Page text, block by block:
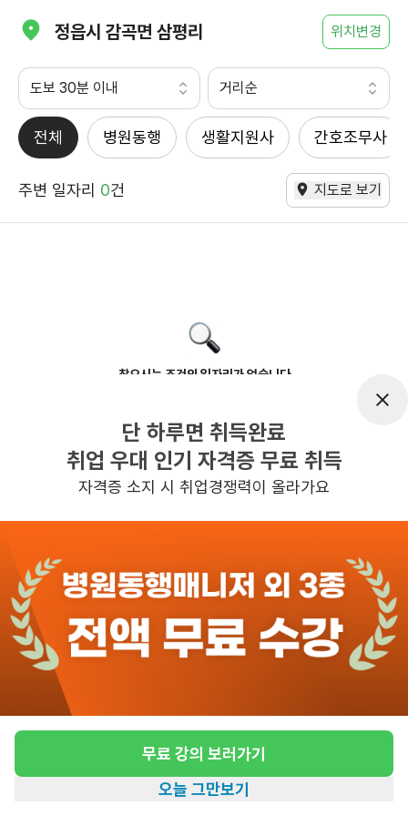
정읍시 감곡면 삼평리 위치변경
도보 30분 이내 거리순
전체 병원동행 생활지원사 간호조무사
주변 일자리 0건 지도로 보기
찾으시는 조건의 일자리가 없습니다
반경 3KM 이내의 일자리 확인하기
단 하루면 취득완료
취업 우대 인기 자격증 무료 취득
자격증 소지 시 취업경쟁력이 올라가요
무료 강의 보러가기
오늘 그만보기